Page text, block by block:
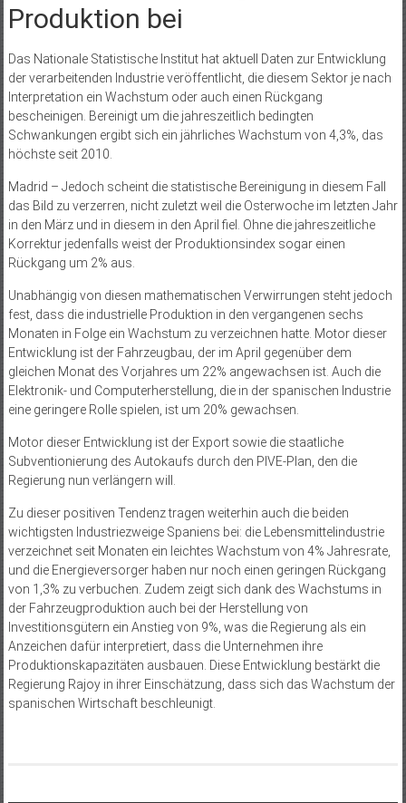
Produktion bei
Das Nationale Statistische Institut hat aktuell Daten zur Entwicklung
der verarbeitenden Industrie veröffentlicht, die diesem Sektor je nach
Interpretation ein Wachstum oder auch einen Rückgang
bescheinigen. Bereinigt um die jahreszeitlich bedingten
Schwankungen ergibt sich ein jährliches Wachstum von 4,3%, das
höchste seit 2010.
Madrid – Jedoch scheint die statistische Bereinigung in diesem Fall
das Bild zu verzerren, nicht zuletzt weil die Osterwoche im letzten Jahr
in den März und in diesem in den April fiel. Ohne die jahreszeitliche
Korrektur jedenfalls weist der Produktionsindex sogar einen
Rückgang um 2% aus.
Unabhängig von diesen mathematischen Verwirrungen steht jedoch
fest, dass die industrielle Produktion in den vergangenen sechs
Monaten in Folge ein Wachstum zu verzeichnen hatte. Motor dieser
Entwicklung ist der Fahrzeugbau, der im April gegenüber dem
gleichen Monat des Vorjahres um 22% angewachsen ist. Auch die
Elektronik- und Computerherstellung, die in der spanischen Industrie
eine geringere Rolle spielen, ist um 20% gewachsen.
Motor dieser Entwicklung ist der Export sowie die staatliche
Subventionierung des Autokaufs durch den PIVE-Plan, den die
Regierung nun verlängern will.
Zu dieser positiven Tendenz tragen weiterhin auch die beiden
wichtigsten Industriezweige Spaniens bei: die Lebensmittelindustrie
verzeichnet seit Monaten ein leichtes Wachstum von 4% Jahresrate,
und die Energieversorger haben nur noch einen geringen Rückgang
von 1,3% zu verbuchen. Zudem zeigt sich dank des Wachstums in
der Fahrzeugproduktion auch bei der Herstellung von
Investitionsgütern ein Anstieg von 9%, was die Regierung als ein
Anzeichen dafür interpretiert, dass die Unternehmen ihre
Produktionskapazitäten ausbauen. Diese Entwicklung bestärkt die
Regierung Rajoy in ihrer Einschätzung, dass sich das Wachstum der
spanischen Wirtschaft beschleunigt.